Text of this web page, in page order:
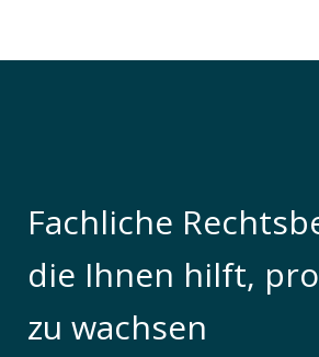
Fachliche
die Ihnen hilft,
zu wachsen